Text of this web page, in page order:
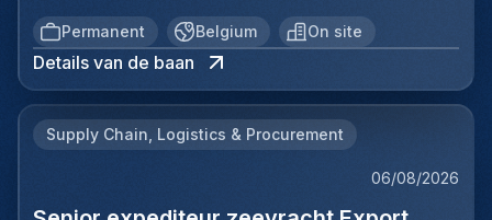
uitmuntende opportuniteiten binnen de
arbeidsmarkt. Als voorloper in wervingsdiensten,
matchen we toptalent met topbedrijven in diverse
sectoren. Met onze expertise en toewijding streven
we naar duurzame relaties en succesvolle
plaatsingen. Bij Homini staat elk individu centraal;
we vinden de perfecte match, keer op keer.Voor
Permanent Belgium On site
Details van de baan
Supply Chain, Logistics & Procurement
06/08/2026